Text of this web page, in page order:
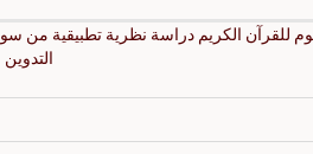
للقرآن الكريم دراسة نظرية تطبيقية من
التدوين